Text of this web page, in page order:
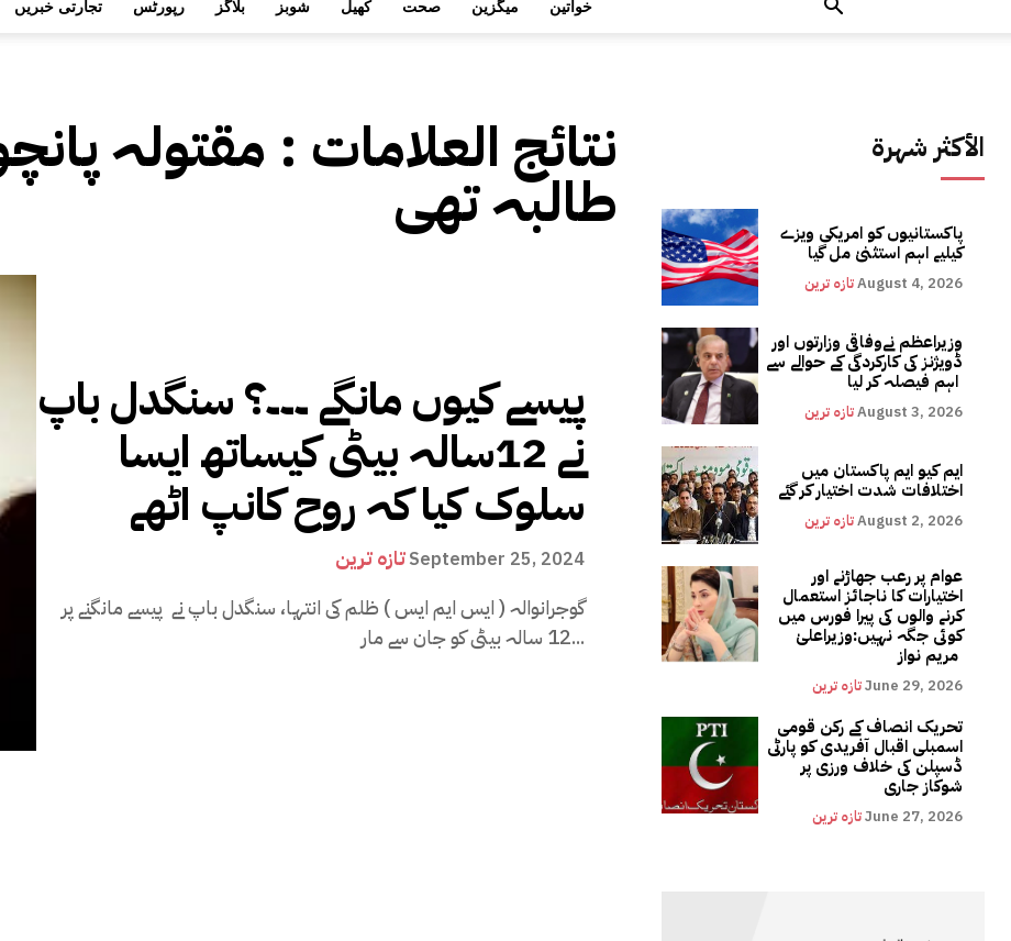
تجارتی خبریں رپورٹس بلاگز شوبز کھیل صحت میگزین خواتین
نتائج العلامات : مقتولہ
طالبہ تھی
پیسے کیوں مانگے ۔۔۔؟ سنگدل باپ
نے 12سالہ بیٹی کیساتھ ایسا
سلوک کیا کہ روح کانپ اٹھے
تازہ ترینSeptember 25, 2024
گوجرانوالہ ( ایس ایم ایس ) ظلم کی انتہا، سنگدل باپ نے پیسے مانگنے پر
12 سالہ بیٹی کو جان سے مار...
الأكثر شهرة
پاکستانیوں کو امریکی ویزے
کیلیے اہم استثنیٰ مل گیا
تازہ ترینAugust 4, 2026
وزیراعظم نےوفاقی وزارتوں اور
ڈویژنز کی کارکردگی کے حوالے سے
تازہ ترینAugust 3, 2026
ایم کیو ایم پاکستان میں
اختلافات شدت اختیار کر گئے
تازہ ترینAugust 2, 2026
عوام پر رعب جھاڑنے اور
اختیارات کا ناجائز استعمال
کرنے والوں کی پیرا فورس میں
کوئی جگہ نہیں:وزیراعلیٰ
تازہ ترینJune 29, 2026
تحریک انصاف کے رکن قومی
اسمبلی اقبال آفریدی کو پارٹی
ڈسپلن کی خلاف ورزی پر
شوکاز جاری
تازہ ترینJune 27, 2026